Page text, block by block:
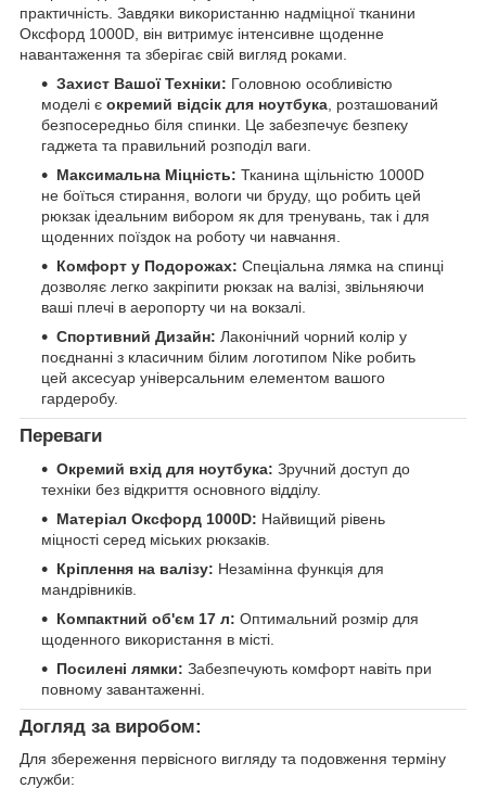
практичність. Завдяки використанню надміцної тканини
Оксфорд 1000D, він витримує інтенсивне щоденне
навантаження та зберігає свій вигляд роками.
Захист Вашої Техніки: Головною особливістю
моделі є окремий відсік для ноутбука , розташований
безпосередньо біля спинки. Це забезпечує безпеку
гаджета та правильний розподіл ваги.
Максимальна Міцність: Тканина щільністю 1000D
не боїться стирання, вологи чи бруду, що робить цей
рюкзак ідеальним вибором як для тренувань, так і для
щоденних поїздок на роботу чи навчання.
Комфорт у Подорожах: Спеціальна лямка на спинці
дозволяє легко закріпити рюкзак на валізі, звільняючи
ваші плечі в аеропорту чи на вокзалі.
Спортивний Дизайн: Лаконічний чорний колір у
поєднанні з класичним білим логотипом Nike робить
цей аксесуар універсальним елементом вашого
гардеробу.
Переваги
Окремий вхід для ноутбука: Зручний доступ до
техніки без відкриття основного відділу.
Матеріал Оксфорд 1000D: Найвищий рівень
міцності серед міських рюкзаків.
Кріплення на валізу: Незамінна функція для
мандрівників.
Компактний об'єм 17 л: Оптимальний розмір для
щоденного використання в місті.
Посилені лямки: Забезпечують комфорт навіть при
повному завантаженні.
Догляд за виробом:
Для збереження первісного вигляду та подовження терміну
служби: